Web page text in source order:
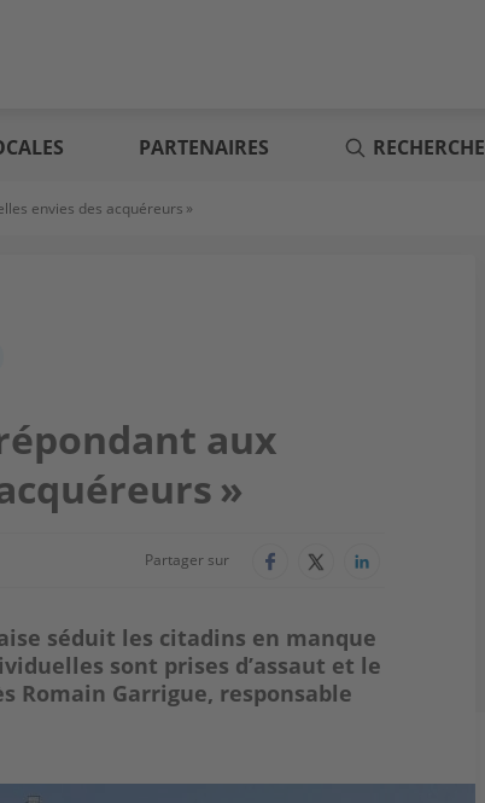
PARTENAIRES RECHERCHE
envies des acquéreurs »
aux
»
Partager sur
séduit les citadins en manque
sont prises d’assaut et le
Romain Garrigue, responsable